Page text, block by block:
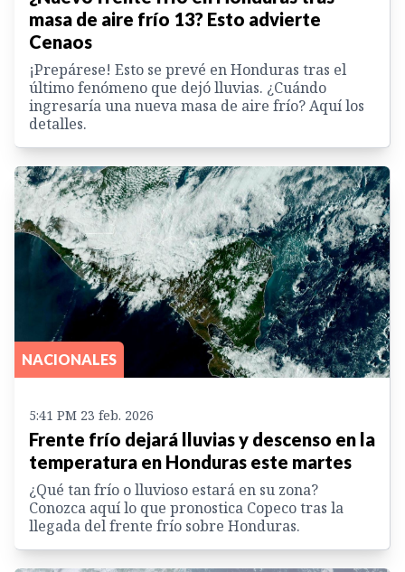
masa de aire frío 13? Esto advierte
Cenaos
¡Prepárese! Esto se prevé en Honduras tras el
último fenómeno que dejó lluvias. ¿Cuándo
ingresaría una nueva masa de aire frío? Aquí los
detalles.
NACIONALES
5:41 PM 23 feb. 2026
Frente frío dejará lluvias y descenso en la
temperatura en Honduras este martes
¿Qué tan frío o lluvioso estará en su zona?
Conozca aquí lo que pronostica Copeco tras la
llegada del frente frío sobre Honduras.